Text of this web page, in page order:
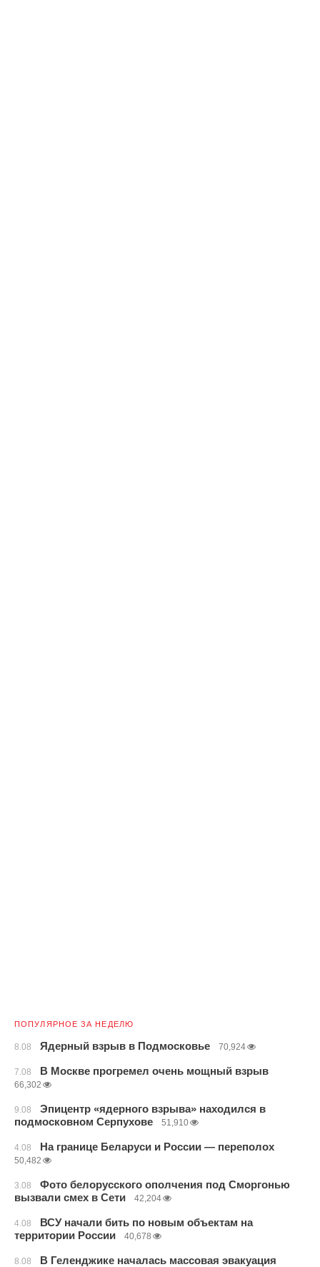
ПОПУЛЯРНОЕ ЗА НЕДЕЛЮ
8.08 Ядерный взрыв в Подмосковье 70,924
7.08 В Москве прогремел очень мощный взрыв
66,302
9.08
Эпицентр «ядерного взрыва» находился в
подмосковном Серпухове
51,910
4.08 На границе Беларуси и России — переполох
50,482
3.08
Фото белорусского ополчения под Сморгонью
вызвали смех в Сети
42,204
4.08
ВСУ начали бить по новым объектам на
территории России
40,678
8.08 В Геленджике началась массовая эвакуация